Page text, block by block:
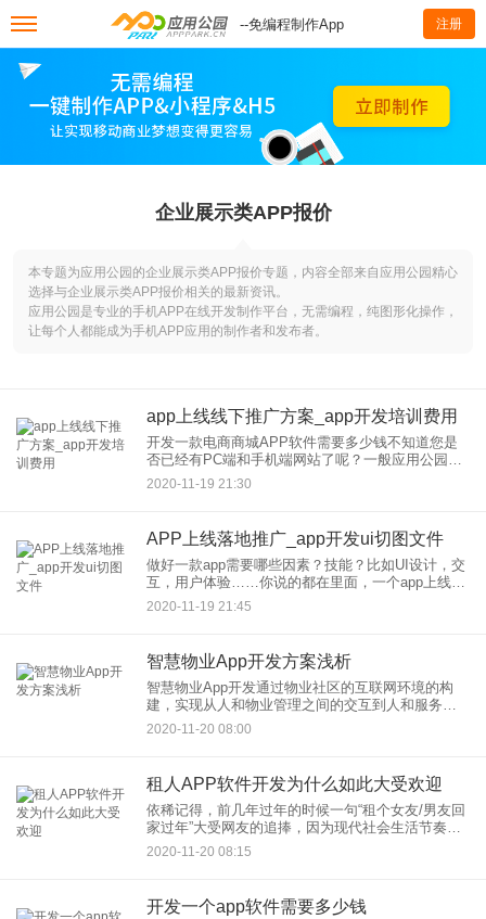
--免编程制作App 注册
企业展示类APP报价
本专题为应用公园的企业展示类APP报价专题，内容全部来自应用公园精心
选择与企业展示类APP报价相关的最新资讯。
应用公园是专业的手机APP在线开发制作平台，无需编程，纯图形化操作，
让每个人都能成为手机APP应用的制作者和发布者。
app上线线下推广方案_app开发培训费用
开发一款电商商城APP软件需要多少钱不知道您是
否已经有PC端和手机端网站了呢？一般应用公园是
建议有商城需求的用户，先从电脑端、前期更有利
于推广，积累用户，有一定积累后再进行APP开
2020-11-19 21:30
APP上线落地推广_app开发ui切图文件
做好一款app需要哪些因素？技能？比如UI设计，交
互，用户体验……你说的都在里面，一个app上线需
要有一些流程，这个流程从开始的钱，到较后的上
线，到后期的运营、推广；中间会历经这些：1、头
2020-11-19 21:45
智慧物业App开发方案浅析
智慧物业App开发通过物业社区的互联网环境的构
建，实现从人和物业管理之间的交互到人和服务之
间的交互的转变。提高了用户们在服务上的连接效
率，直接联系到相关物业上的的服务人员，快速的
2020-11-20 08:00
租人APP软件开发为什么如此大受欢迎
依稀记得，前几年过年的时候一句“租个女友/男友回
家过年”大受网友的追捧，因为现代社会生活节奏过
快，没过几年就会被父母催婚，没办法网友只能上
网求助，因此就出现了这一句名言金句。有些公司
2020-11-20 08:15
开发一个app软件需要多少钱